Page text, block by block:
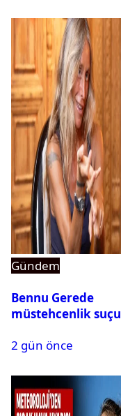
Gündem
Bennu Gerede
müstehcenlik suçu
alındı
2 gün önce